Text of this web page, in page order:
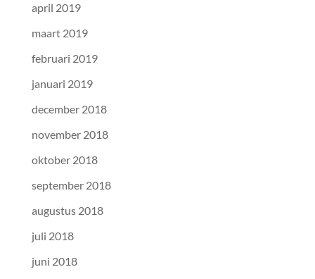
april 2019
maart 2019
februari 2019
januari 2019
december 2018
november 2018
oktober 2018
september 2018
augustus 2018
juli 2018
juni 2018